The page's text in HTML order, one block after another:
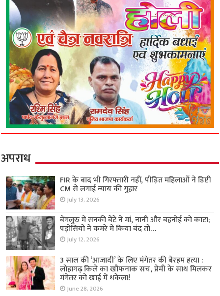
अपराध
FIR के बाद भी गिरफ्तारी नहीं, पीड़ित महिलाओं ने डिप्टी
CM से लगाई न्याय की गुहार
July 13, 2026
बेंगलुरु में सनकी बेटे ने मां, नानी और बहनोई को काटा;
पड़ोसियों ने कमरे में किया बंद तो…
July 12, 2026
3 साल की ‘आजादी’ के लिए मंगेतर की बेरहम हत्या :
लोहागढ़ किले का खौफनाक सच, प्रेमी के साथ मिलकर
मंगेतर को खाई में धकेला!
June 28, 2026